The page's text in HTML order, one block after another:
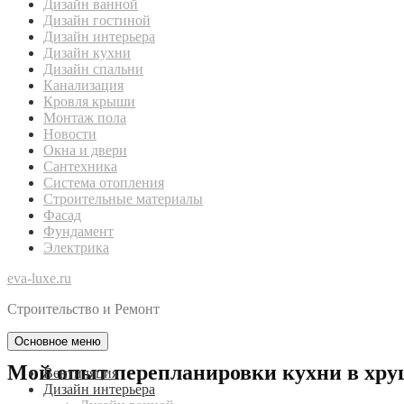
Дизайн ванной
Дизайн гостиной
Дизайн интерьера
Дизайн кухни
Дизайн спальни
Канализация
Кровля крыши
Монтаж пола
Новости
Окна и двери
Сантехника
Система отопления
Строительные материалы
Фасад
Фундамент
Электрика
eva-luxe.ru
Строительство и Ремонт
Основное меню
Вентиляция
Дизайн интерьера
Мой опыт перепланировки кухни в